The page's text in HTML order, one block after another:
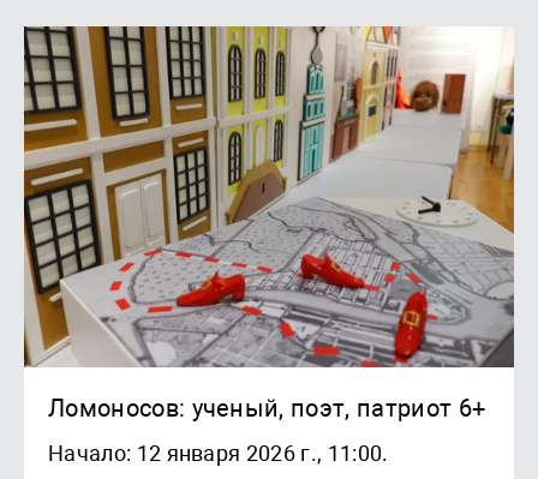
Ломоносов: ученый, поэт, патриот 6+
Начало: 12 января 2026 г., 11:00.